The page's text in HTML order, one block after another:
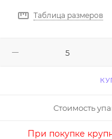
Таблица размеров
Стоимость
При покупке